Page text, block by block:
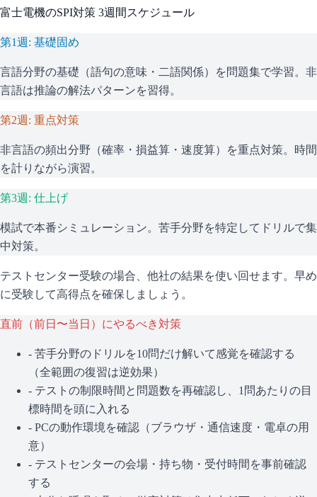
富士電機のSPI対策 3週間スケジュール
第1週: 基礎固め
言語分野の基礎（語句の意味・二語関係）を問題集で学習。非
言語は推論の解法パターンを習得。
第2週: 重点対策
非言語の頻出分野（確率・損益算・速度算）を重点対策。時間
を計りながら演習。
第3週: 仕上げ
模試で本番シミュレーション。苦手分野を特定してドリルで集
中対策。
テストセンター受験の場合、他社の結果を使い回せます。早め
に受験して高得点を確保しましょう。
直前（前日〜当日）にやるべき対策
- 苦手分野のドリルを10問だけ解いて感覚を確認する
（全範囲の復習は逆効果）
- テストの制限時間と問題数を再確認し、1問あたりの目
標時間を頭に入れる
- PCの動作環境を確認（ブラウザ・通信速度・電卓の用
意）
- テストセンターの会場・持ち物・受付時間を事前確認
する